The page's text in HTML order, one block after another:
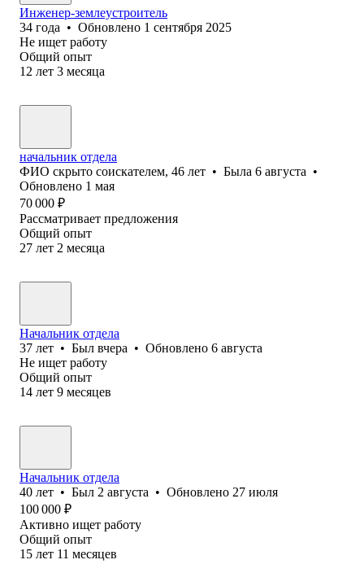
Инженер-землеустроитель
34 года • Обновлено 1 сентября 2025
Не ищет работу
Общий опыт
12 лет 3 месяца
начальник отдела
ФИО скрыто соискателем, 46 лет • Была 6 августа •
Обновлено 1 мая
70 000 ₽
Рассматривает предложения
Общий опыт
27 лет 2 месяца
Начальник отдела
37 лет • Был вчера • Обновлено 6 августа
Не ищет работу
Общий опыт
14 лет 9 месяцев
Начальник отдела
40 лет • Был 2 августа • Обновлено 27 июля
100 000 ₽
Активно ищет работу
Общий опыт
15 лет 11 месяцев